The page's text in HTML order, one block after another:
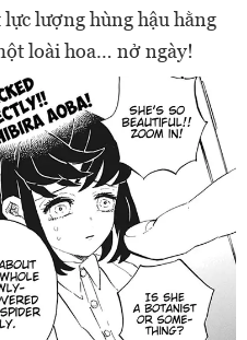
lượng hùng hậu hằng
loài hoa… nở ngày!